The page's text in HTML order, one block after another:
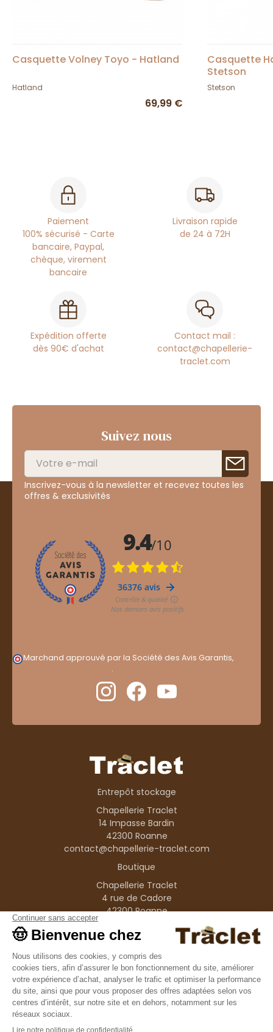
Casquette Volney Toyo - Hatland
Hatland
69,99 €
Casquette
Stetson
Stetson
Paiement
100% sécurisé - Carte
bancaire, Paypal,
chèque, virement
bancaire
Livraison rapide
de 24 à 72H
Expédition offerte
dès 90€ d'achat
Contact mail :
contact@chapellerie-
traclet.com
Suivez nous
Inscrivez-vous à la newsletter et recevez toutes les
offres & exclusivités
Marchand approuvé par la Société des Avis Garantis,
.
Entrepôt stockage
Chapellerie Traclet
14 Impasse Bardin
42300 Roanne
contact@chapellerie-traclet.com
Boutique
Chapellerie Traclet
4 rue de Cadore
42300 Roanne
Produits
Nos marques